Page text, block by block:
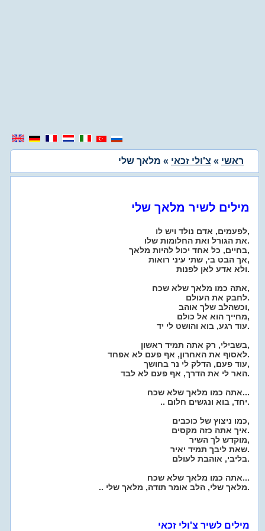
ראשי » צ'ולי זכאי » מלאך שלי
מילים לשיר מלאך שלי
לפעמים, אדם נולד ויש לו,
את הגורל ואת החלומות שלו.
בחיים, כל אחד יכול להיות מלאך,
אך הבט בי, שתי עיני רואות,
ולא אדע לאן לפנות.
אתה כמו מלאך שלא שכח,
לחבק את העולם.
וכשהלב שלך אוהב,
מחייך הוא אל כולם,
עוד רגע, בוא והושט לי יד.
בשבילי, רק אתה תמיד ראשון,
לאסוף את האחרון, אף פעם לא אפחד.
עוד פעם, הדלק לי נר בחושך,
האר לי את הדרך, אף פעם לא לבד.
אתה כמו מלאך שלא שכח...
.. יחד, בוא ונגשים חלום.
כמו ניצוץ של כוכבים,
איך אתה כזה מקסים.
מוקדש לך השיר,
שאת ליבך תמיד יאיר.
בליבי, אוהבת לעולם.
אתה כמו מלאך שלא שכח...
.. מלאך שלי, הלב אומר תודה, מלאך שלי.
מילים לשיר צ'ולי זכאי